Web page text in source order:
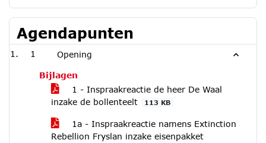
Agendapunten
1 Opening
Bijlagen
1 - Inspraakreactie de heer De Waal
inzake de bollenteelt
113 KB
1a - Inspraakreactie namens Extinction
Rebellion Fryslan inzake eisenpakket